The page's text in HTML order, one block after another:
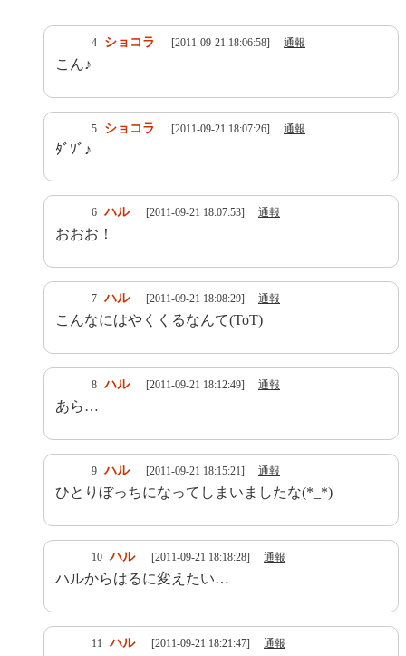
4 ショコラ [2011-09-21 18:06:58] 通報
こん♪
5 ショコラ [2011-09-21 18:07:26] 通報
ﾀﾞｿﾞ♪
6 ハル [2011-09-21 18:07:53] 通報
おおお！
7 ハル [2011-09-21 18:08:29] 通報
こんなにはやくくるなんて(ToT)
8 ハル [2011-09-21 18:12:49] 通報
あら…
9 ハル [2011-09-21 18:15:21] 通報
ひとりぼっちになってしまいましたな(*_*)
10 ハル [2011-09-21 18:18:28] 通報
ハルからはるに変えたい…
11 ハル [2011-09-21 18:21:47] 通報